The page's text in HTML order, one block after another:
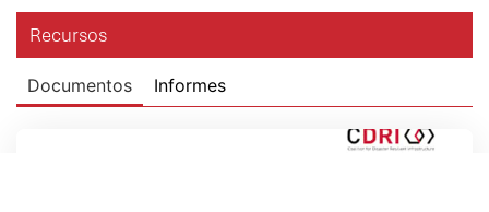
Recursos
Documentos Informes